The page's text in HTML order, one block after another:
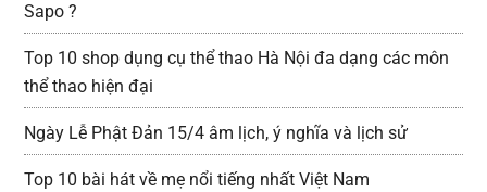
Sapo ?
Top 10 shop dụng cụ thể thao Hà Nội đa dạng các môn
thể thao hiện đại
Ngày Lễ Phật Đản 15/4 âm lịch, ý nghĩa và lịch sử
Top 10 bài hát về mẹ nổi tiếng nhất Việt Nam